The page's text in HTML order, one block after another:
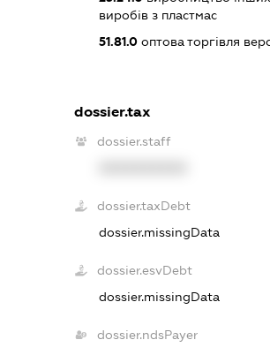
виробів з пластмас
51.81.0оптова торгівля
dossier.tax
dossier.staff
dossier.taxDebt
dossier.missingData
dossier.esvDebt
dossier.missingData
dossier.ndsPayer